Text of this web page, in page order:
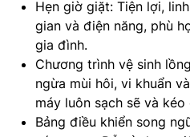
Hẹn giờ giặt: Tiện lợi,
gian và điện năng, phù
gia đình.
Chương trình vệ sinh
ngừa mùi hôi, vi khuẩn
máy luôn sạch sẽ và
Bảng điều khiển song